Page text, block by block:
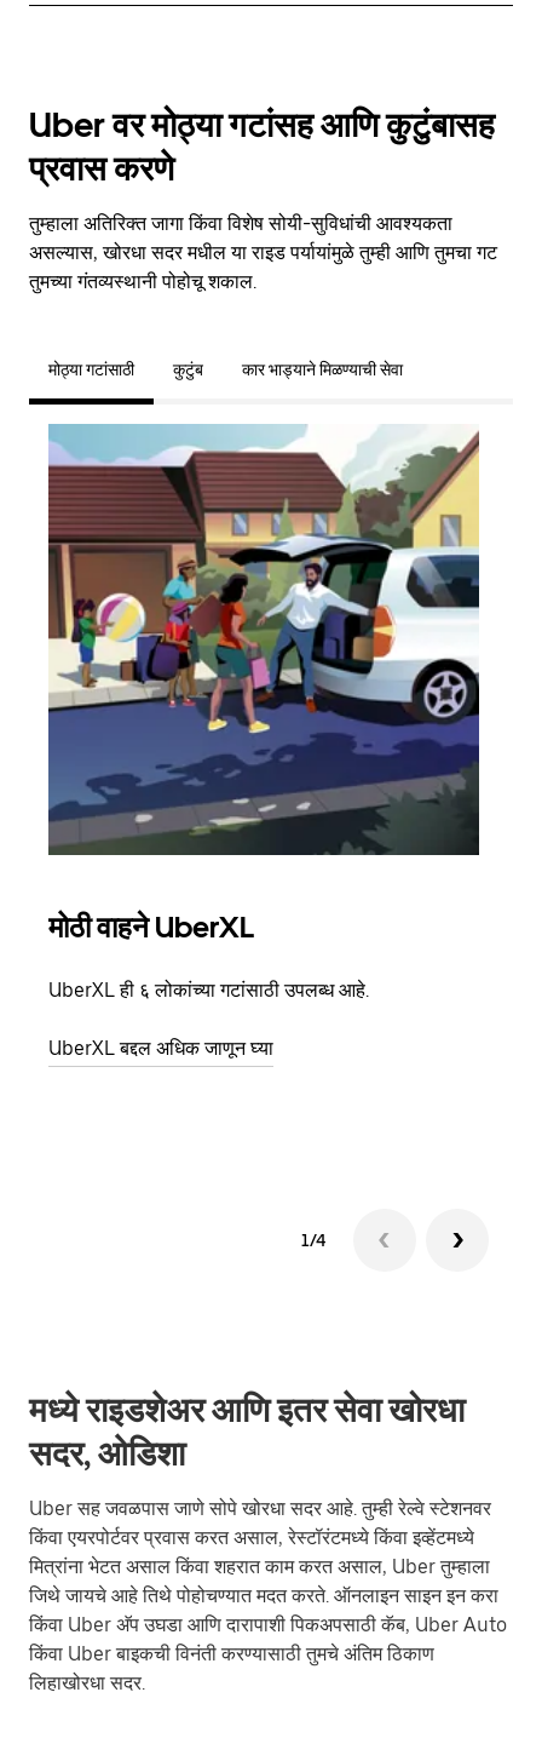
Uber वर मोठ्या गटांसह आणि कुटुंबासह
प्रवास करणे
तुम्हाला अतिरिक्त जागा किंवा विशेष सोयी-सुविधांची आवश्यकता
असल्यास, खोरधा सदर मधील या राइड पर्यायांमुळे तुम्ही आणि तुमचा गट
तुमच्या गंतव्यस्थानी पोहोचू शकाल.
मोठ्या गटांसाठी कुटुंब कार भाड्याने मिळण्याची सेवा
मोठी वाहने UberXL
UberXL ही ६ लोकांच्या गटांसाठी उपलब्ध आहे.
UberXL बद्दल अधिक जाणून घ्या
1/4
मध्ये राइडशेअर आणि इतर सेवा खोरधा
सदर, ओडिशा
Uber सह जवळपास जाणे सोपे खोरधा सदर आहे. तुम्ही रेल्वे स्टेशनवर
किंवा एयरपोर्टवर प्रवास करत असाल, रेस्टॉरंटमध्ये किंवा इव्हेंटमध्ये
मित्रांना भेटत असाल किंवा शहरात काम करत असाल, Uber तुम्हाला
जिथे जायचे आहे तिथे पोहोचण्यात मदत करते. ऑनलाइन साइन इन करा
किंवा Uber अ‍ॅप उघडा आणि दारापाशी पिकअपसाठी कॅब, Uber Auto
किंवा Uber बाइकची विनंती करण्यासाठी तुमचे अंतिम ठिकाण
लिहाखोरधा सदर.